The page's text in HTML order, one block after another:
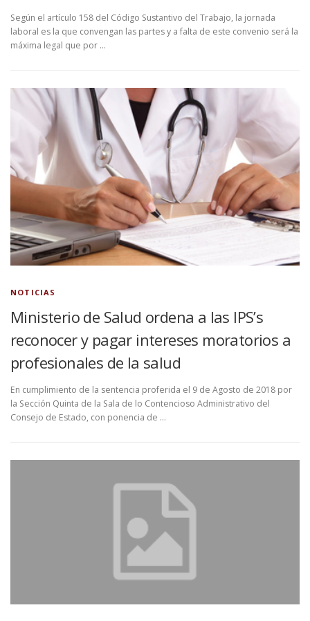
Según el artículo 158 del Código Sustantivo del Trabajo, la jornada
laboral es la que convengan las partes y a falta de este convenio será la
máxima legal que por …
NOTICIAS
Ministerio de Salud ordena a las IPS’s
reconocer y pagar intereses moratorios a
profesionales de la salud
En cumplimiento de la sentencia proferida el 9 de Agosto de 2018 por
la Sección Quinta de la Sala de lo Contencioso Administrativo del
Consejo de Estado, con ponencia de …